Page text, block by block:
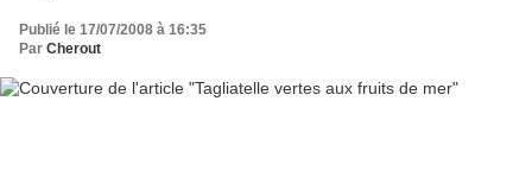
Publié le 17/07/2008 à 16:35
Par Cherout